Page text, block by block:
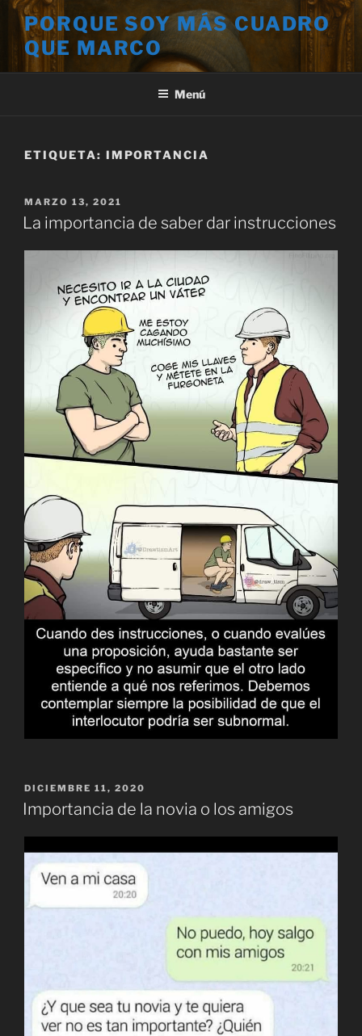
Saltar
contenido
PORQUE SOY MÁS CUADRO
QUE MARCO
Menú
ETIQUETA: IMPORTANCIA
PUBLICADO
EL
MARZO 13, 2021
La importancia de saber dar instrucciones
PUBLICADO
EL
DICIEMBRE 11, 2020
Importancia de la novia o los amigos